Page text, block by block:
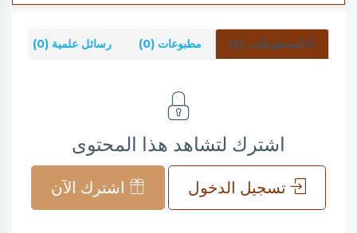
المخطوطات (6) مطبوعات (0) رسائل علمية (0)
اشترك لتشاهد هذا المحتوى
تسجيل الدخول اشترك الآن